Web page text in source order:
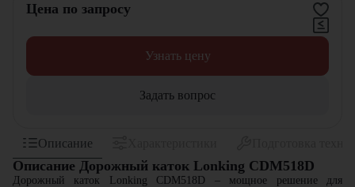
Цена по запросу
Узнать цену
Задать вопрос
Описание
Описание Дорожный каток Lonking CDM518D
Дорожный каток Lonking CDM518D – мощное решение для